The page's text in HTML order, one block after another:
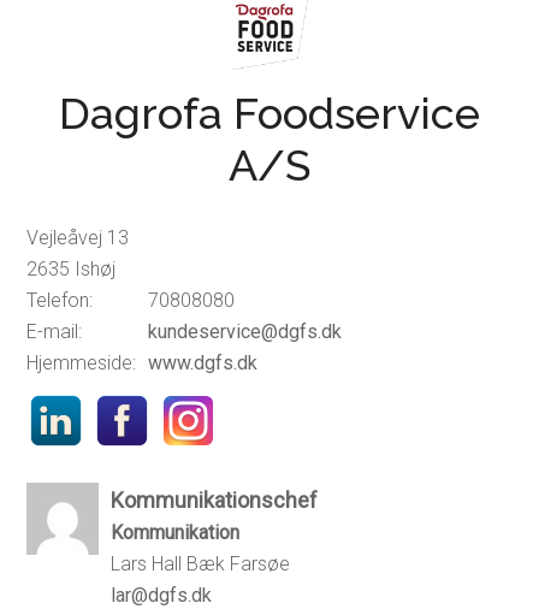
Dagrofa Foodservice
A/S
Vejleåvej 13
2635 Ishøj
Telefon:
70808080
E-mail:
kundeservice@dgfs.dk
Hjemmeside: www.dgfs.dk
Kommunikationschef
Kommunikation
Lars Hall Bæk Farsøe
lar@dgfs.dk